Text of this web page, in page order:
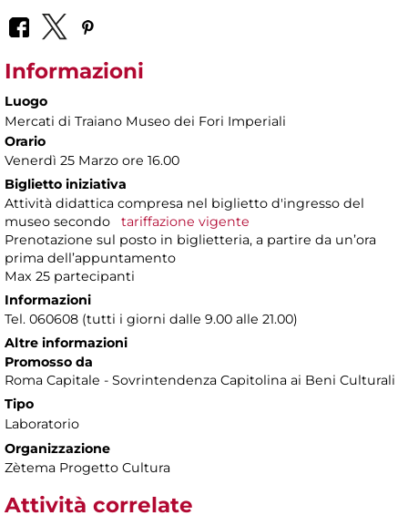
Informazioni
Luogo
Mercati di Traiano Museo dei Fori Imperiali
Orario
Venerdì 25 Marzo ore 16.00
Biglietto iniziativa
Attività didattica compresa nel biglietto d'ingresso del
museo secondo tariffazione vigente
Prenotazione sul posto in biglietteria, a partire da un’ora
prima dell’appuntamento
Max 25 partecipanti
Informazioni
Tel. 060608 (tutti i giorni dalle 9.00 alle 21.00)
Altre informazioni
Promosso da
Roma Capitale - Sovrintendenza Capitolina ai Beni Culturali
Tipo
Laboratorio
Organizzazione
Zètema Progetto Cultura
Attività correlate